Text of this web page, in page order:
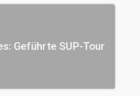
Geführte SUP-Tour